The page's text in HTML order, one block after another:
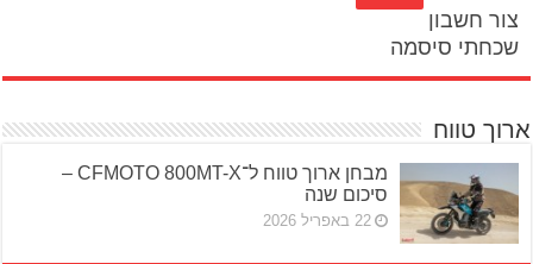
צור חשבון
שכחתי סיסמה
ארוך טווח
מבחן ארוך טווח ל־CFMOTO 800MT-X –
סיכום שנה
22 באפריל 2026